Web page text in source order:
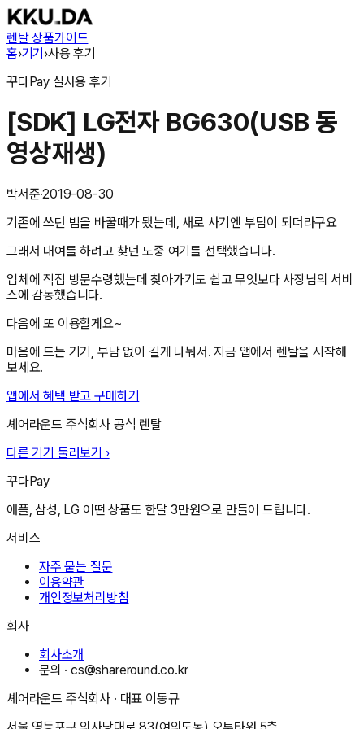
렌탈 상품가이드
홈›기기›사용 후기
꾸다Pay 실사용 후기
[SDK] LG전자 BG630(USB 동
영상재생)
박서준·2019-08-30
기존에 쓰던 빔을 바꿀때가 됐는데, 새로 사기엔 부담이 되더라구요
그래서 대여를 하려고 찾던 도중 여기를 선택했습니다.
업체에 직접 방문수령했는데 찾아가기도 쉽고 무엇보다 사장님의 서비
스에 감동했습니다.
다음에 또 이용할게요~
마음에 드는 기기, 부담 없이 길게 나눠서. 지금 앱에서 렌탈을 시작해
보세요.
앱에서 혜택 받고 구매하기
셰어라운드 주식회사 공식 렌탈
다른 기기 둘러보기 ›
꾸다Pay
애플, 삼성, LG 어떤 상품도 한달 3만원으로 만들어 드립니다.
서비스
자주 묻는 질문
이용약관
개인정보처리방침
회사
회사소개
문의 ·cs@shareround.co.kr
셰어라운드 주식회사 · 대표 이동규